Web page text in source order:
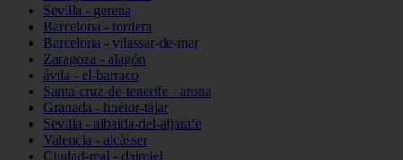
Sevilla - gerena
Barcelona - tordera
Barcelona - vilassar-de-mar
Zaragoza - alagón
ávila - el-barraco
Santa-cruz-de-tenerife - arona
Granada - huétor-tájar
Sevilla - albaida-del-aljarafe
Valencia - alcàsser
Ciudad-real - daimiel